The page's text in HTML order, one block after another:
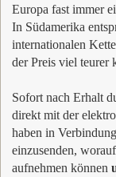
Europa fast immer
In Südamerika
internationalen
der Preis viel teurer
Sofort nach Erhalt
direkt mit der
haben in
einzusenden,
aufnehmen können